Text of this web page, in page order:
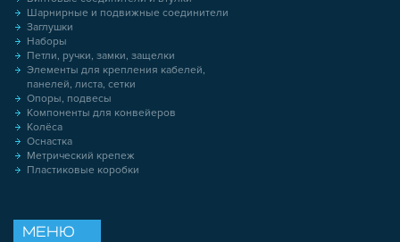
Шарнирные и подвижные соединители
Заглушки
Наборы
Петли, ручки, замки, защелки
Элементы для крепления кабелей,
панелей, листа, сетки
Опоры, подвесы
Компоненты для конвейеров
Колёса
Оснастка
Метрический крепеж
Пластиковые коробки
МЕНЮ